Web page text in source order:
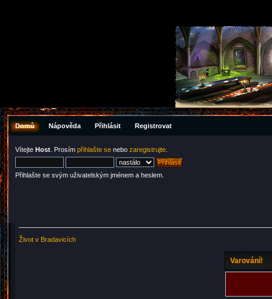
Domů Nápověda Přihlásit Registrovat
Vítejte Host . Prosím přihlašte se nebo zaregistrujte
Přihlašte se svým uživatelským jménem a heslem.
Život v Bradavicích
Varování!